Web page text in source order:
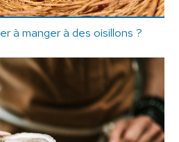
à manger à des oisillons ?